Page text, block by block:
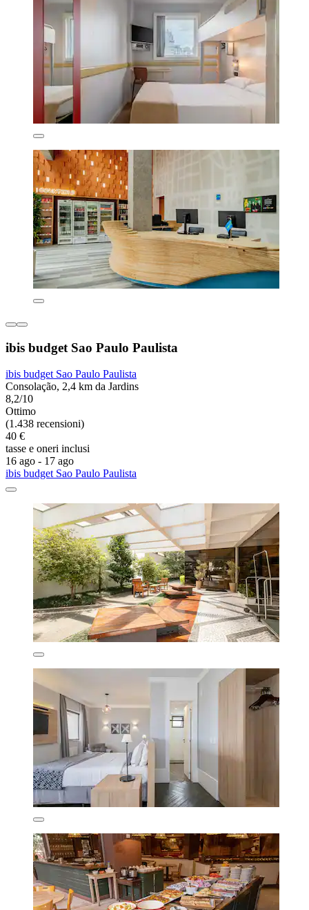
ibis budget Sao Paulo Paulista
ibis budget Sao Paulo Paulista
Consolação, 2,4 km da Jardins
8,2/10
Ottimo
(1.438 recensioni)
40 €
tasse e oneri inclusi
16 ago - 17 ago
ibis budget Sao Paulo Paulista